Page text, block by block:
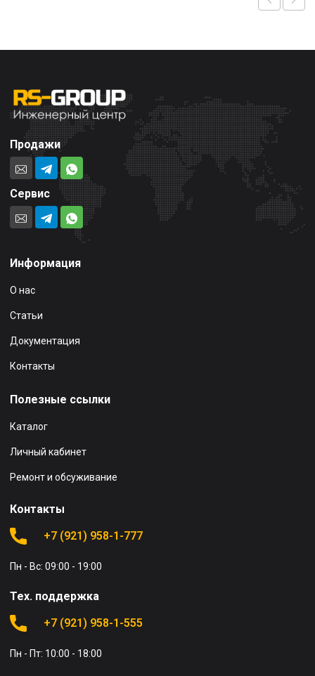
Продажи
Сервис
Информация
О нас
Статьи
Документация
Контакты
Полезные ссылки
Каталог
Личный кабинет
Ремонт и обсуживание
Контакты
+7 (921) 958-1-777
Пн - Вс: 09:00 - 19:00
Тех. поддержка
+7 (921) 958-1-555
Пн - Пт: 10:00 - 18:00